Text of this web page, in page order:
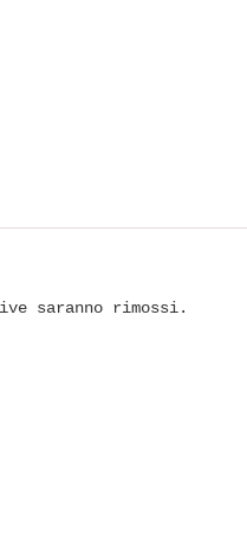
saranno rimossi.